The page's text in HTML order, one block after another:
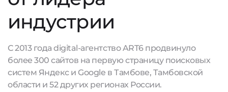
индустрии
С 2013 года digital-агентство ART6 продвинуло
более 300 сайтов на первую страницу поисковых
систем Яндекс и Google в Тамбове, Тамбовской
области и 52 других регионах России.